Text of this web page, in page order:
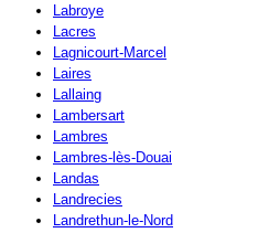
Labroye
Lacres
Lagnicourt-Marcel
Laires
Lallaing
Lambersart
Lambres
Lambres-lès-Douai
Landas
Landrecies
Landrethun-le-Nord